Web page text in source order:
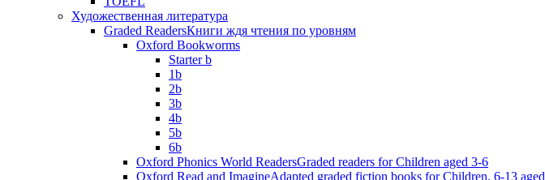
Художественная литература
Graded ReadersКниги ждя чтения по уровням
Oxford Bookworms
Starter b
1b
2b
3b
4b
5b
6b
Oxford Phonics World ReadersGraded readers for Children aged 3-6
Oxford Read and ImagineAdapted graded fiction books for Children. 6-13 aged